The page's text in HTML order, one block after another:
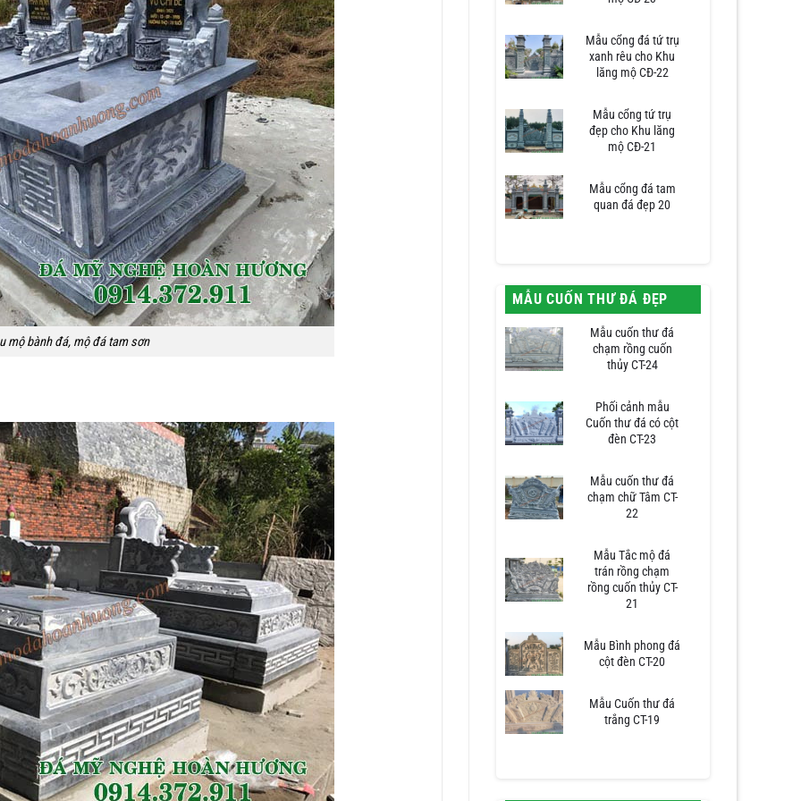
mộ bành đá, mộ đá tam sơn
Mẫu cổng đá tứ trụ
xanh rêu cho Khu
lăng mộ CĐ-22
Mẫu cổng tứ trụ
đẹp cho Khu lăng
mộ CĐ-21
Mẫu cổng đá tam
quan đá đẹp 20
MẪU CUỐN THƯ ĐÁ ĐẸP
Mẫu cuốn thư đá
chạm rồng cuốn
thủy CT-24
Phối cảnh mẫu
Cuốn thư đá có cột
đèn CT-23
Mẫu cuốn thư đá
chạm chữ Tâm CT-
22
Mẫu Tắc mộ đá
trán rồng chạm
rồng cuốn thủy CT-
21
Mẫu Bình phong đá
cột đèn CT-20
Mẫu Cuốn thư đá
trắng CT-19